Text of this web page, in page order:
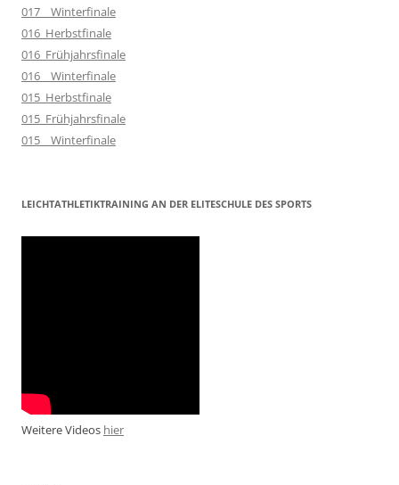
017__Winterfinale
016_Herbstfinale
016_Frühjahrsfinale
016__Winterfinale
015_Herbstfinale
015_Frühjahrsfinale
015__Winterfinale
LEICHTATHLETIKTRAINING AN DER ELITESCHULE DES SPORTS
Weitere Videos hier